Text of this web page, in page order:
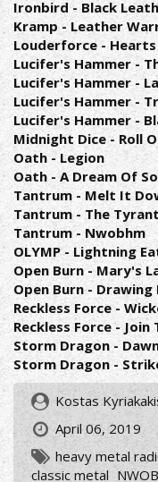
Ironbird - Black
Kramp - Leather
Louderforce -
Lucifer's Hammer -
Lucifer's Hammer -
Lucifer's Hammer -
Lucifer's Hammer -
Midnight Dice - Roll
Oath - Legion
Oath - A Dream Of
Tantrum - Melt It
Tantrum - The Tyrant
Tantrum - Nwobhm
OLYMP - Lightning
Open Burn - Mary's
Open Burn - Drawing
Reckless Force -
Reckless Force - Join
Storm Dragon -
Storm Dragon -
Kostas
April 06, 2019
heavy metal
classic metal